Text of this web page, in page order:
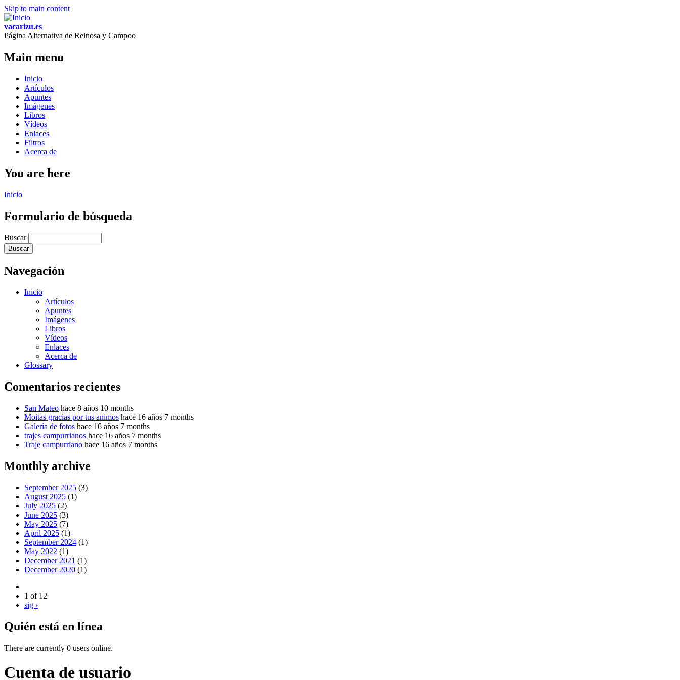
Skip to main content
vacarizu.es
Página Alternativa de Reinosa y Campoo
Main menu
Inicio
Artículos
Apuntes
Imágenes
Libros
Vídeos
Enlaces
Filtros
Acerca de
You are here
Inicio
Formulario de búsqueda
Buscar
Navegación
Inicio
Artículos
Apuntes
Imágenes
Libros
Vídeos
Enlaces
Acerca de
Glossary
Comentarios recientes
San Mateo hace 8 años 10 months
Moitas gracias por tus animos hace 16 años 7 months
Galería de fotos hace 16 años 7 months
trajes campurrianos hace 16 años 7 months
Traje campurriano hace 16 años 7 months
Monthly archive
September 2025 (3)
August 2025 (1)
July 2025 (2)
June 2025 (3)
May 2025 (7)
April 2025 (1)
September 2024 (1)
May 2022 (1)
December 2021 (1)
December 2020 (1)
1 of 12
sig ›
Quién está en línea
There are currently 0 users online.
Cuenta de usuario